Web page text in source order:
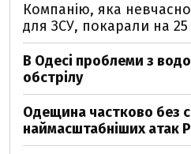
Компанію, яка
для ЗСУ, покарали на 25
В Одесі проблеми з
обстрілу
Одещина частково без
наймасштабніших атак